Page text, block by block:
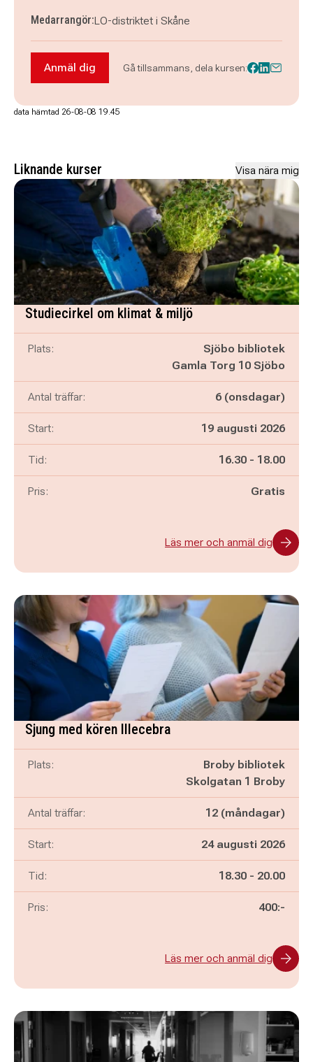
Medarrangör:LO-distriktet i Skåne
Anmäl dig till Om facket i Kristianstad 2026
Anmäl dig Gå tillsammans, dela kursen:
data hämtad 26-08-08 19.45
Liknande kurser Visa nära mig
Studiecirkel om klimat & miljö
Plats:
Sjöbo bibliotek
Gamla Torg 10 Sjöbo
Antal träffar: 6 (onsdagar)
Start: 19 augusti 2026
Tid: Pågår mellan
16.30 - och
18.00
Pris: Gratis
Läs mer och anmäl dig
Sjung med kören Illecebra
Plats:
Broby bibliotek
Skolgatan 1 Broby
Antal träffar: 12 (måndagar)
Start: 24 augusti 2026
Tid: Pågår mellan
18.30 - och
20.00
Pris: 400:-
Läs mer och anmäl dig